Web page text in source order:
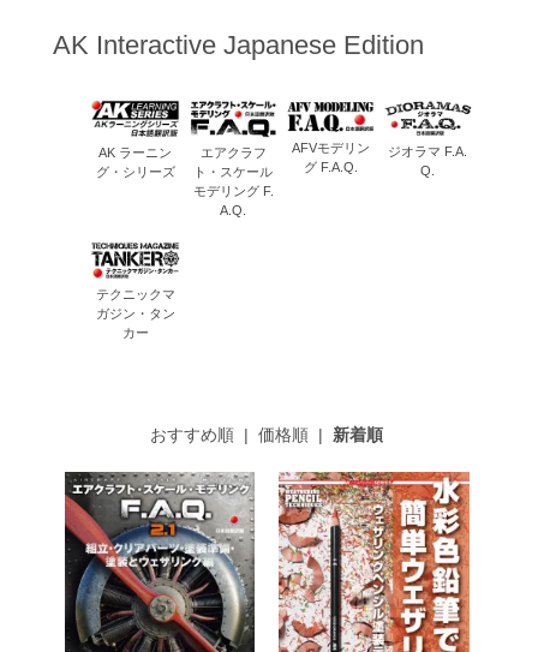
AK Interactive Japanese Edition
AK ラーニン
グ・シリーズ
エアクラフ
ト・スケール
モデリング F.
A.Q.
AFVモデリン
グ F.A.Q.
ジオラマ F.A.
Q.
テクニックマ
ガジン・タン
カー
おすすめ順 |価格順 | 新着順